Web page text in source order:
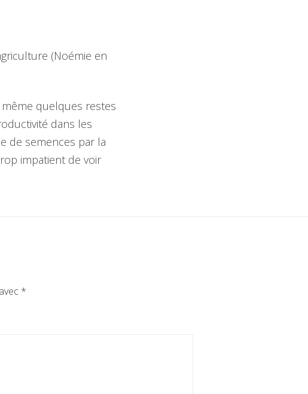
(Noémie en
quelques restes
dans les
de semences par la
impatient de voir
*